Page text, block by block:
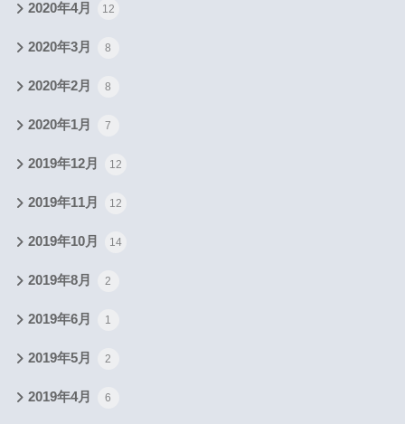
2020年4月 12
2020年3月 8
2020年2月 8
2020年1月 7
2019年12月 12
2019年11月 12
2019年10月 14
2019年8月 2
2019年6月 1
2019年5月 2
2019年4月 6